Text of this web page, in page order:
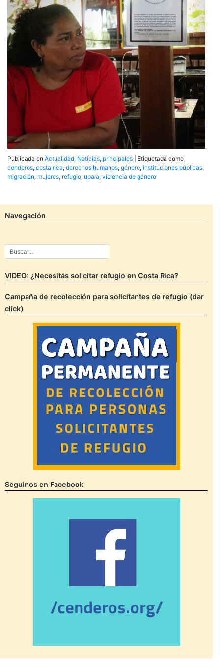
Publicada en Actualidad, Noticias, principales
Etiquetada como
cenderos, costa rica, derechos humanos, género, instituciones públicas,
migración, mujeres, refugio, upala, violencia de género
Navegación
VIDEO: ¿Necesitás solicitar refugio en Costa Rica?
Campaña de recolección para solicitantes de refugio (dar
click)
Seguinos en Facebook